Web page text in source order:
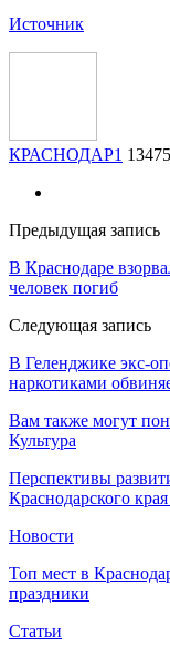
Источник
КРАСНОДАР1
Предыдущая запись
В Краснодаре
человек погиб
Следующая запись
В Геленджике экс-
наркотиками
Вам также могут
Культура
Перспективы
Краснодарского
Новости
Топ мест в
праздники
Статьи